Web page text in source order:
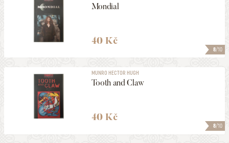
8/10
Mondial
40 Kč
8/10
MUNRO HECTOR HUGH
Tooth and Claw
40 Kč